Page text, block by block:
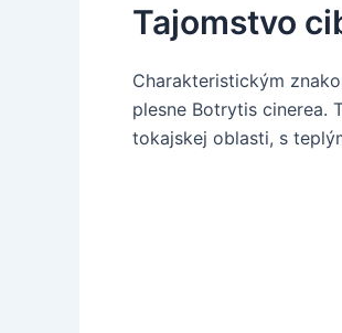
Tajomstvo
Charakteristickým
plesne Botrytis cinerea.
tokajskej oblasti, s